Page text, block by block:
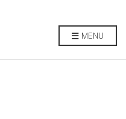
MENU